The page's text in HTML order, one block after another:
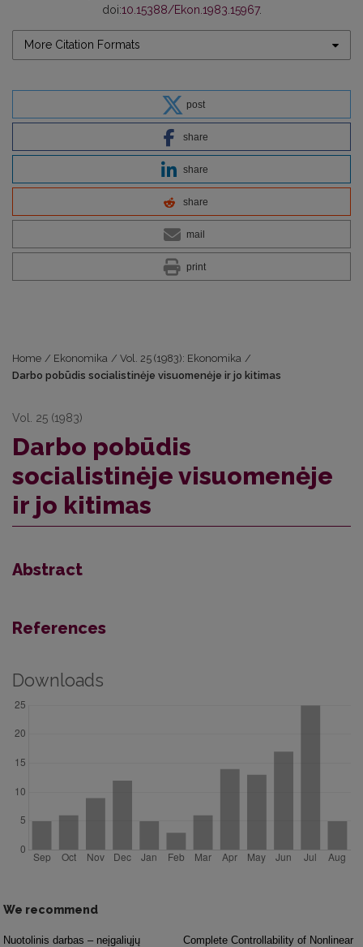
doi:10.15388/Ekon.1983.15967.
More Citation Formats
post
share
share
share
mail
print
Home / Ekonomika / Vol. 25 (1983): Ekonomika /
Darbo pobūdis socialistinėje visuomenėje ir jo kitimas
Vol. 25 (1983)
Darbo pobūdis
socialistinėje visuomenėje
ir jo kitimas
Abstract
References
Downloads
We recommend
Nuotolinis darbas – neįgaliųjų
Complete Controllability of Nonlinear